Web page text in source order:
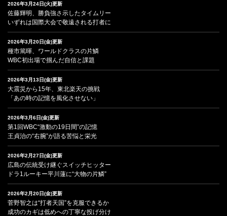
2026年3月24日(火)更新
佐藤輝明、勝負強さ示したタイムリー
いずれは国際大会で敬遠される打者に
2026年3月20日(金)更新
種市篤暉、ワールドクラスの片鱗
WBC初出場で掴んだ自信と課題
2026年3月13日(金)更新
大震災から15年、東北楽天の挑戦
「あの時の記憶を風化させない」
2026年3月6日(金)更新
第1回WBC“激動の19日間”の記憶
王貞治の“右腕”が語る苦悩と栄光
2026年2月27日(金)更新
広島の伝統受け継ぐスイッチヒッター
ドラ1ルーキー平川蓮に“大物の片鱗”
2026年2月20日(金)更新
菅野智之は“打者天国”を克服できるか
成功のカギは低めへの丁寧な投げ分け